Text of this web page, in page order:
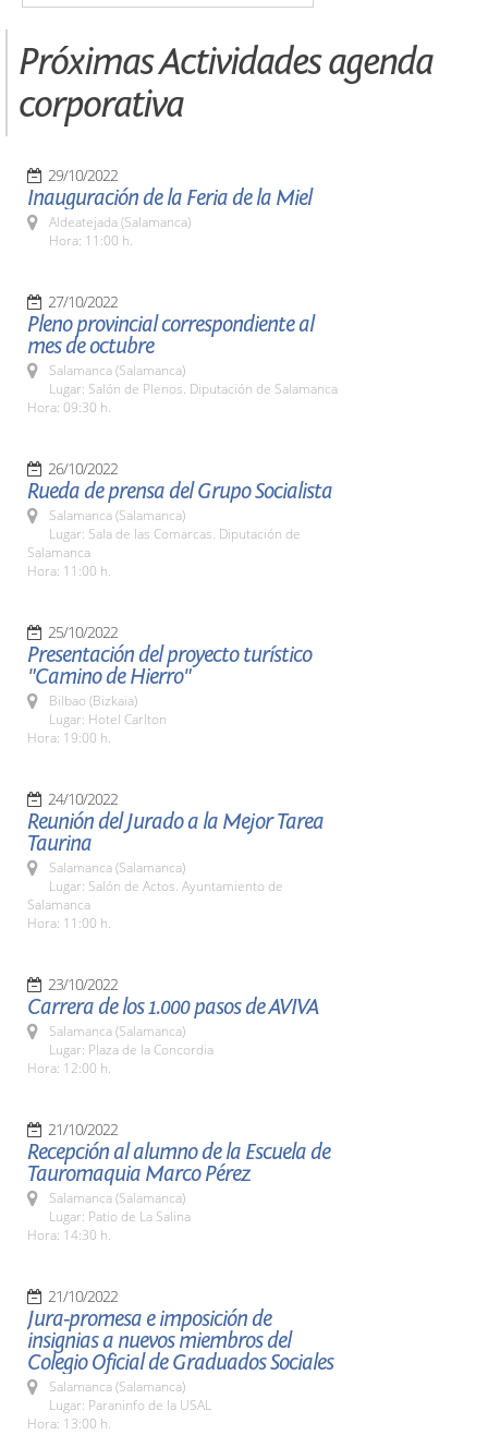
Próximas Actividades agenda
corporativa
29/10/2022
Inauguración de la Feria de la Miel
Aldeatejada (Salamanca)
Hora: 11:00 h.
27/10/2022
Pleno provincial correspondiente al
mes de octubre
Salamanca (Salamanca)
Lugar: Salón de Plenos. Diputación de Salamanca
Hora: 09:30 h.
26/10/2022
Rueda de prensa del Grupo Socialista
Salamanca (Salamanca)
Lugar: Sala de las Comarcas. Diputación de
Salamanca
Hora: 11:00 h.
25/10/2022
Presentación del proyecto turístico
"Camino de Hierro"
Bilbao (Bizkaia)
Lugar: Hotel Carlton
Hora: 19:00 h.
24/10/2022
Reunión del Jurado a la Mejor Tarea
Taurina
Salamanca (Salamanca)
Lugar: Salón de Actos. Ayuntamiento de
Salamanca
Hora: 11:00 h.
23/10/2022
Carrera de los 1.000 pasos de AVIVA
Salamanca (Salamanca)
Lugar: Plaza de la Concordia
Hora: 12:00 h.
21/10/2022
Recepción al alumno de la Escuela de
Tauromaquia Marco Pérez
Salamanca (Salamanca)
Lugar: Patio de La Salina
Hora: 14:30 h.
21/10/2022
Jura-promesa e imposición de
insignias a nuevos miembros del
Colegio Oficial de Graduados Sociales
Salamanca (Salamanca)
Lugar: Paraninfo de la USAL
Hora: 13:00 h.